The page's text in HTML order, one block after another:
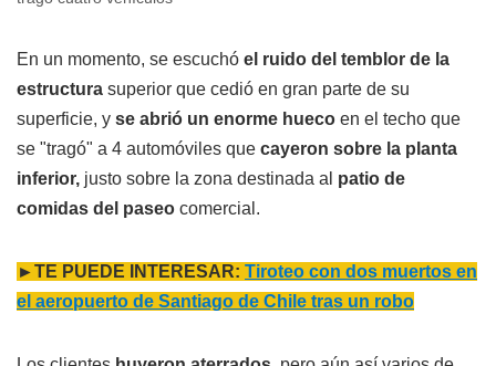
En un momento, se escuchó el ruido del temblor de la
estructura superior que cedió en gran parte de su
superficie, y se abrió un enorme hueco en el techo que
se "tragó" a 4 automóviles que cayeron sobre la planta
inferior, justo sobre la zona destinada al patio de
comidas del paseo comercial.
►TE PUEDE INTERESAR: Tiroteo con dos muertos en
el aeropuerto de Santiago de Chile tras un robo